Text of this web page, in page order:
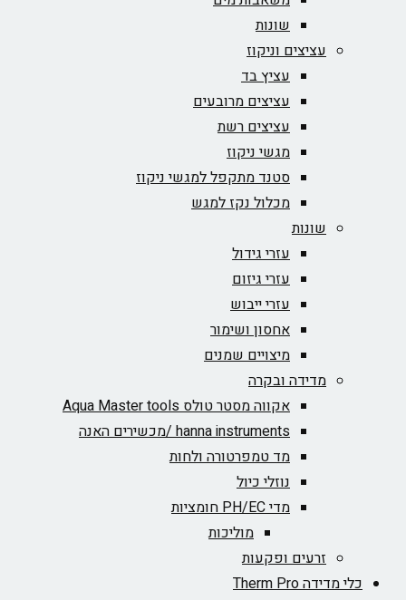
שונות
עציצים וניקוז
עציץ בד
עציצים מרובעים
עציצים רשת
מגשי ניקוז
סטנד מתקפל למגשי ניקוז
מכלול נקז למגש
שונות
עזרי גידול
עזרי גיזום
עזרי ייבוש
אחסון ושימור
מיצויים שמנים
מדידה ובקרה
אקווה מסטר טולס Aqua Master tools
hanna instruments /מכשירים האנה
מד טמפרטורה ולחות
נוזלי כיול
מדי PH/EC חומציות
מוליכות
זרעים ופקעות
כלי מדידה Therm Pro